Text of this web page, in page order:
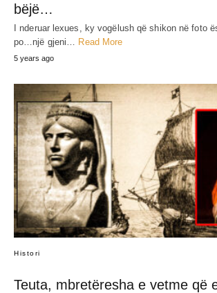
bëjë…
I nderuar lexues, ky vogëlush që shikon në foto
po…një gjeni…
Read More
5 years ago
Histori
Teuta, mbretëresha e vetme që